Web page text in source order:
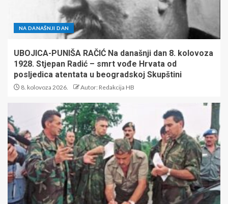
NA DANAŠNJI DAN
UBOJICA-PUNIŠA RAČIĆ Na današnji dan 8. kolovoza
1928. Stjepan Radić – smrt vođe Hrvata od
posljedica atentata u beogradskoj Skupštini
8. kolovoza 2026. Autor: Redakcija HB